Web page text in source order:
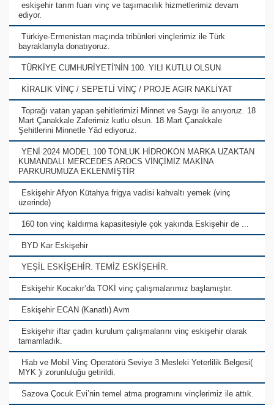
eskişehir tarım fuarı vinç ve taşımacılık hizmetlerimiz devam
ediyor.
Türkiye-Ermenistan maçında tribünleri vinçlerimiz ile Türk
bayraklarıyla donatıyoruz.
TÜRKİYE CUMHURİYETİ'NİN 100. YILI KUTLU OLSUN
KİRALIK VİNÇ / SEPETLİ VİNÇ / PROJE AGIR NAKLİYAT
Toprağı vatan yapan şehitlerimizi Minnet ve Saygı ile anıyoruz. 18
Mart Çanakkale Zaferimiz kutlu olsun. 18 Mart Çanakkale
Şehitlerini Minnetle Yâd ediyoruz.
YENİ 2024 MODEL 100 TONLUK HİDROKON MARKA UZAKTAN
KUMANDALI MERCEDES AROCS VİNÇİMİZ MAKİNA
PARKURUMUZA EKLENMİŞTİR
Eskişehir Afyon Kütahya frigya vadisi kahvaltı yemek (vinç
üzerinde)
160 ton vinç kaldırma kapasitesiyle çok yakında Eskişehir de ...
BYD Kar Eskişehir
YEŞİL ESKİŞEHİR. TEMİZ ESKİŞEHİR.
Eskişehir Kocakır’da TOKİ vinç çalışmalarımız başlamıştır.
Eskişehir ECAN (Kanatlı) Avm
Eskişehir iftar çadırı kurulum çalışmalarını vinç eskişehir olarak
tamamladık.
Hiab ve Mobil Vinç Operatörü Seviye 3 Mesleki Yeterlilik Belgesi(
MYK )i zorunluluğu getirildi.
Sazova Çocuk Evi’nin temel atma programını vinçlerimiz ile attık.